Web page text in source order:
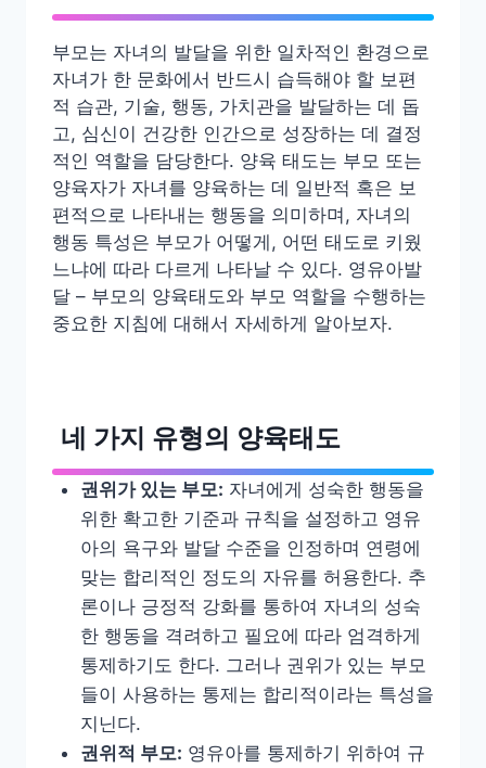
부모는 자녀의 발달을 위한 일차적인 환경으로
자녀가 한 문화에서 반드시 습득해야 할 보편
적 습관, 기술, 행동, 가치관을 발달하는 데 돕
고, 심신이 건강한 인간으로 성장하는 데 결정
적인 역할을 담당한다. 양육 태도는 부모 또는
양육자가 자녀를 양육하는 데 일반적 혹은 보
편적으로 나타내는 행동을 의미하며, 자녀의
행동 특성은 부모가 어떻게, 어떤 태도로 키웠
느냐에 따라 다르게 나타날 수 있다. 영유아발
달 – 부모의 양육태도와 부모 역할을 수행하는
중요한 지침에 대해서 자세하게 알아보자.
네 가지 유형의 양육태도
권위가 있는 부모: 자녀에게 성숙한 행동을
위한 확고한 기준과 규칙을 설정하고 영유
아의 욕구와 발달 수준을 인정하며 연령에
맞는 합리적인 정도의 자유를 허용한다. 추
론이나 긍정적 강화를 통하여 자녀의 성숙
한 행동을 격려하고 필요에 따라 엄격하게
통제하기도 한다. 그러나 권위가 있는 부모
들이 사용하는 통제는 합리적이라는 특성을
지닌다.
권위적 부모: 영유아를 통제하기 위하여 규